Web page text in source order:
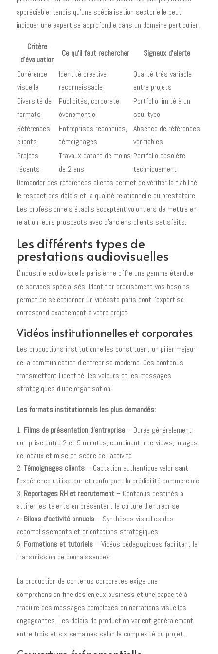
appréciable, tandis qu'une spécialisation sectorielle peut
indiquer une expertise approfondie dans un domaine particulier.
Critère
d'évaluation
Ce qu'il faut rechercher Signaux d'alerte
Cohérence
visuelle
Identité créative
reconnaissable
Qualité très variable
entre projets
Diversité de
formats
Publicités, corporate,
événementiel
Portfolio limité à un
seul type
Références
clients
Entreprises reconnues,
témoignages
Absence de références
vérifiables
Projets
récents
Travaux datant de moins
de 2 ans
Portfolio obsolète
techniquement
Demander des références clients permet de vérifier la fiabilité,
le respect des délais et la qualité relationnelle du prestataire.
Les professionnels établis acceptent volontiers de mettre en
relation leurs prospects avec d'anciens clients satisfaits.
Les différents types de
prestations audiovisuelles
L'industrie audiovisuelle parisienne offre une gamme étendue
de services spécialisés. Identifier précisément vos besoins
permet de sélectionner un vidéaste paris dont l'expertise
correspond exactement à votre projet.
Vidéos institutionnelles et corporates
Les productions institutionnelles constituent un pilier majeur
de la communication d'entreprise moderne. Ces contenus
transmettent l'identité, les valeurs et les messages
stratégiques d'une organisation.
Les formats institutionnels les plus demandés:
Films de présentation d'entreprise– Durée généralement
comprise entre 2 et 5 minutes, combinant interviews, images
de locaux et mise en scène de l'activité
Témoignages clients– Captation authentique valorisant
l'expérience utilisateur et renforçant la crédibilité commerciale
Reportages RH et recrutement– Contenus destinés à
attirer les talents en présentant la culture d'entreprise
Bilans d'activité annuels– Synthèses visuelles des
accomplissements et orientations stratégiques
Formations et tutoriels– Vidéos pédagogiques facilitant la
transmission de connaissances
La production de contenus corporates exige une
compréhension fine des enjeux business et une capacité à
traduire des messages complexes en narrations visuelles
engageantes. Les délais de production varient généralement
entre trois et six semaines selon la complexité du projet.